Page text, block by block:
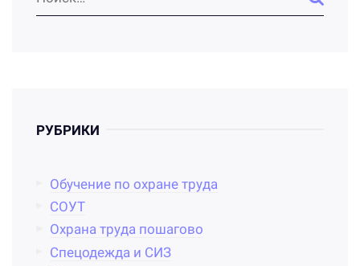
РУБРИКИ
Обучение по охране труда
СОУТ
Охрана труда пошагово
Спецодежда и СИЗ